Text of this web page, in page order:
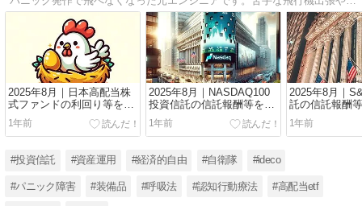
2025年8月｜日本高配当株
式ファンドの利回り等を徹
底比較
1年前
2025年8月｜NASDAQ100
投資信託の信託報酬等を徹
底比較
1年前
2025年8月｜
託の信託報酬
1年前
#投資信託 #資産運用 #経済的自由 #自衛隊 #ideco
#パニック障害 #装備品 #呼吸法 #認知行動療法 #高配当etf